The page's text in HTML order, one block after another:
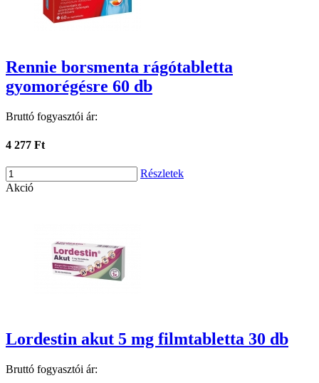
Rennie borsmenta rágótabletta
gyomorégésre 60 db
Bruttó fogyasztói ár:
4 277 Ft
Részletek
Akció
Lordestin akut 5 mg filmtabletta 30 db
Bruttó fogyasztói ár: